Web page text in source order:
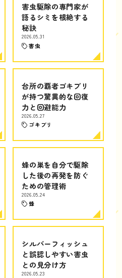
害虫駆除の専門家が
語るシミを根絶する
秘訣
2026.05.31
害虫
台所の覇者ゴキブリ
が持つ驚異的な回復
力と回避能力
2026.05.27
ゴキブリ
蜂の巣を自分で駆除
した後の再発を防ぐ
ための管理術
2026.05.24
蜂
シルバーフィッシュ
と誤認しやすい害虫
との見分け方
2026.05.23